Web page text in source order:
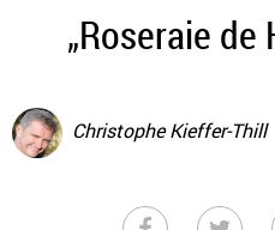
„Roseraie de
Christophe Kieffer-Thill